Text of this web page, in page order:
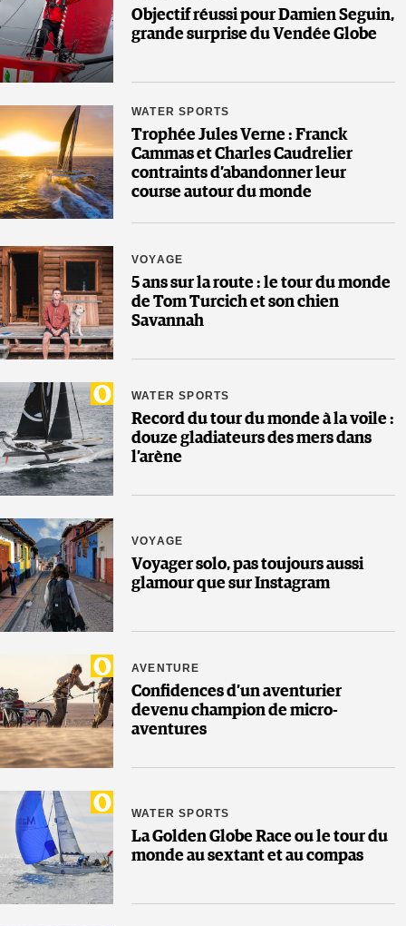
Objectif réussi pour Damien Seguin,
grande surprise du Vendée Globe
WATER SPORTS
Trophée Jules Verne : Franck
Cammas et Charles Caudrelier
contraints d’abandonner leur
course autour du monde
VOYAGE
5 ans sur la route : le tour du monde
de Tom Turcich et son chien
Savannah
WATER SPORTS
Record du tour du monde à la voile :
douze gladiateurs des mers dans
l’arène
VOYAGE
Voyager solo, pas toujours aussi
glamour que sur Instagram
AVENTURE
Confidences d’un aventurier
devenu champion de micro-
aventures
WATER SPORTS
La Golden Globe Race ou le tour du
monde au sextant et au compas